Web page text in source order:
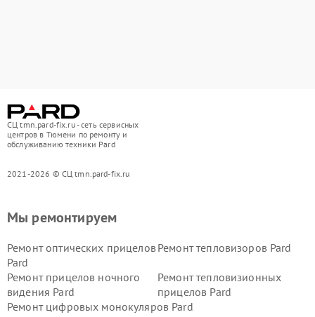
СЦ tmn.pard-fix.ru - сеть сервисных
центров в Тюмени по ремонту и
обслуживанию техники Pard
2021-2026 © СЦ tmn.pard-fix.ru
Мы ремонтируем
Ремонт оптических прицелов
Pard
Ремонт тепловизоров Pard
Ремонт прицелов ночного
видения Pard
Ремонт тепловизионных
прицелов Pard
Ремонт цифровых монокуляров Pard